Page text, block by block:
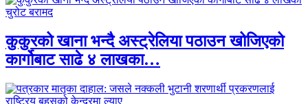
कुकुरको खाना भन्दै अस्ट्रेलिया पठाउन खोजिएको
कार्गोबाट साढे ४ लाखका…